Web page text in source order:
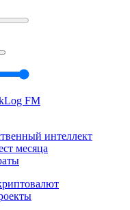
FM
интеллект
месяца